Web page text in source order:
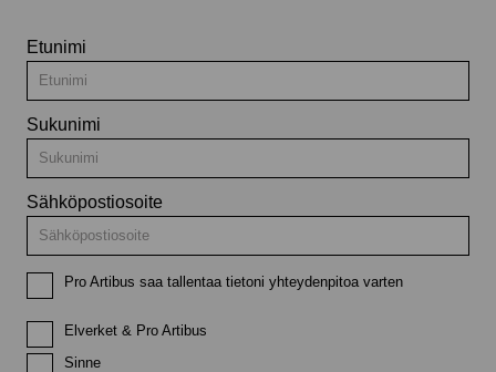
Etunimi
Sukunimi
Sähköpostiosoite
Pro Artibus saa tallentaa tietoni yhteydenpitoa varten
Elverket & Pro Artibus
Sinne